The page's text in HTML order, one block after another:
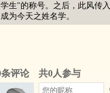
学生"的称号。之后，此风传
成为今天之姓名学。